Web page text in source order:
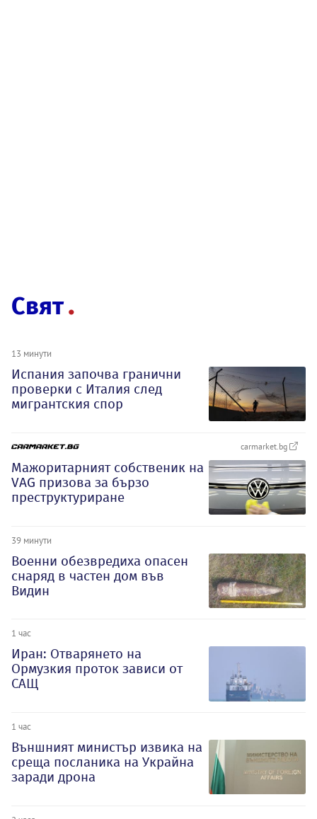
Свят
13 минути
Испания започва гранични
проверки с Италия след
мигрантския спор
carmarket.bg
Мажоритарният собственик на
VAG призова за бързо
преструктуриране
39 минути
Военни обезвредиха опасен
снаряд в частен дом във
Видин
1 час
Иран: Отварянето на
Ормузкия проток зависи от
САЩ
1 час
Външният министър извика на
среща посланика на Украйна
заради дрона